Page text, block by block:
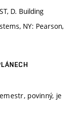
D. Building
NY: Pearson,
povinný, je